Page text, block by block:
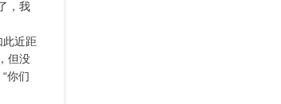
，我
此近距
但没
你们